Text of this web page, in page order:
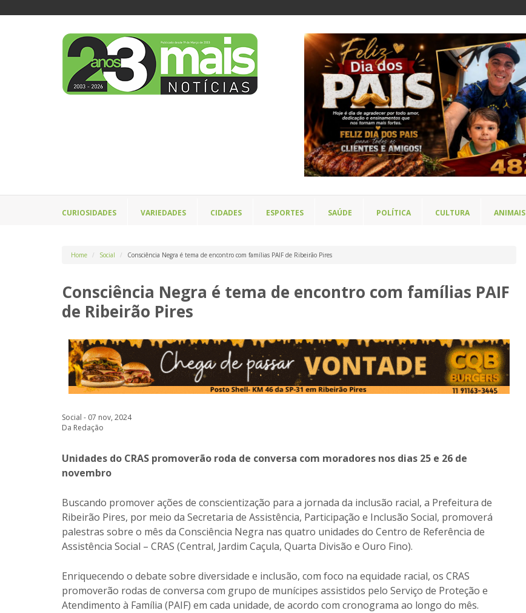
CURIOSIDADES VARIEDADES CIDADES ESPORTES SAÚDE POLÍTICA CULTURA ANIMAIS
Home Social Consciência Negra é tema de encontro com famílias PAIF de Ribeirão Pires
Consciência Negra é tema de encontro com famílias PAIF
de Ribeirão Pires
Social - 07 nov, 2024
Da Redação
Unidades do CRAS promoverão roda de conversa com moradores nos dias 25 e 26 de
novembro
Buscando promover ações de conscientização para a jornada da inclusão racial, a Prefeitura de
Ribeirão Pires, por meio da Secretaria de Assistência, Participação e Inclusão Social, promoverá
palestras sobre o mês da Consciência Negra nas quatro unidades do Centro de Referência de
Assistência Social – CRAS (Central, Jardim Caçula, Quarta Divisão e Ouro Fino).
Enriquecendo o debate sobre diversidade e inclusão, com foco na equidade racial, os CRAS
promoverão rodas de conversa com grupo de munícipes assistidos pelo Serviço de Proteção e
Atendimento à Família (PAIF) em cada unidade, de acordo com cronograma ao longo do mês.